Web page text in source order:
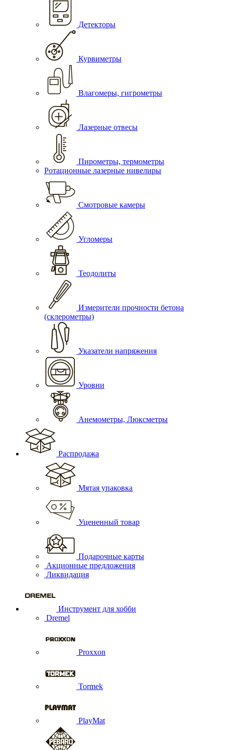
Детекторы
Курвиметры
Влагомеры, гигрометры
Лазерные отвесы
Пирометры, термометры
Ротационные лазерные нивелиры
Смотровые камеры
Угломеры
Теодолиты
Измерители прочности бетона
(склерометры)
Указатели напряжения
Уровни
Анемометры, Люксметры
Распродажа
Мятая упаковка
Уцененный товар
Подарочные карты
Акционные предложения
Ликвидация
Инструмент для хобби
Dremel
Proxxon
Tormek
PlayMat